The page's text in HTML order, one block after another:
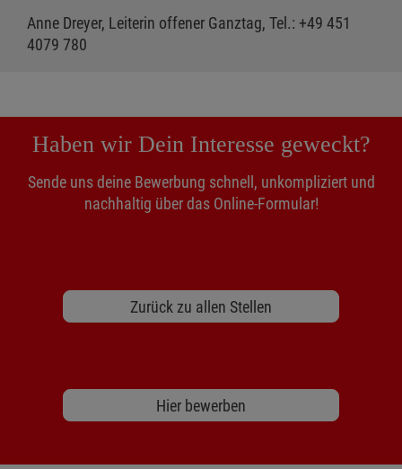
Anne Dreyer, Leiterin offener Ganztag, Tel.: +49 451
4079 780
Haben wir Dein Interesse geweckt?
Sende uns deine Bewerbung schnell, unkompliziert und
nachhaltig über das Online-Formular!
Zurück zu allen Stellen
Hier bewerben